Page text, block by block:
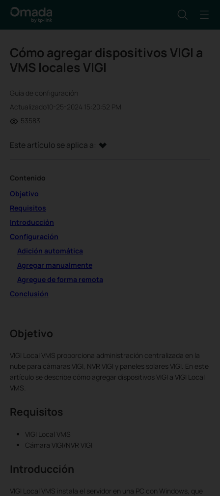
Cómo agregar dispositivos VIGI a
VMS locales VIGI
Guía de configuración
Actualizado10-25-2024 15:20:52 PM
53583
Este artículo se aplica a:
Contenido
Objetivo
Requisitos
Introducción
Configuración
Adición automática
Agregar manualmente
Agregue de forma remota
Conclusión
Objetivo
VIGI Local VMS proporciona administración centralizada en la
nube para cámaras VIGI, NVR VIGI y paneles solares VIGI. En este
artículo se describe cómo agregar dispositivos VIGI a VIGI Local
VMS.
Requisitos
VIGI Local VMS
Cámara VIGI/NVR VIGI
Introducción
VIGI Local VMS instala el servidor en una PC con Windows, que